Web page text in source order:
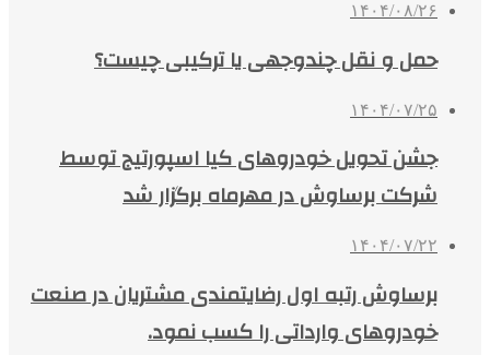
۱۴۰۴/۰۸/۲۶
حمل و نقل چندوجهی یا ترکیبی چیست؟
۱۴۰۴/۰۷/۲۵
جشن تحویل خودروهای کیا اسپورتیج توسط
شرکت برساوش در مهرماه برگزار شد
۱۴۰۴/۰۷/۲۲
برساوش رتبه اول رضایتمندی مشتریان در صنعت
خودروهای وارداتی را کسب نمود.